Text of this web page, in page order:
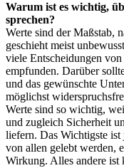
Warum ist es wichtig,
sprechen?
Werte sind der Maßstab,
geschieht meist
viele Entscheidungen
empfunden. Darüber
und das gewünschte
möglichst
Werte sind so wichtig,
und zugleich Sicherheit
liefern. Das Wichtigste
von allen gelebt werden,
Wirkung. Alles andere ist